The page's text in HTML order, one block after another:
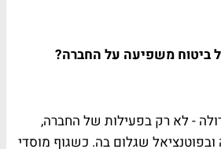
ביטוח משפיעה על החברה?
- לא רק בפעילות של החברה,
שגלום בה. כשגוף מוסדי